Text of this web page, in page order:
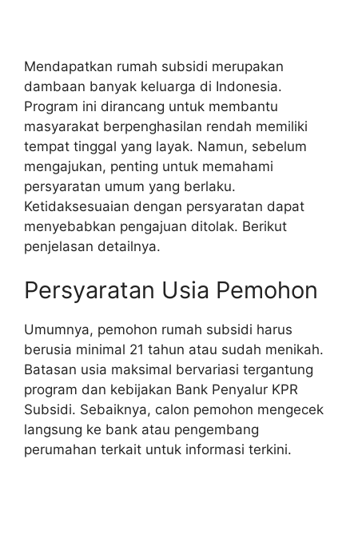
Mendapatkan rumah subsidi merupakan
dambaan banyak keluarga di Indonesia.
Program ini dirancang untuk membantu
masyarakat berpenghasilan rendah memiliki
tempat tinggal yang layak. Namun, sebelum
mengajukan, penting untuk memahami
persyaratan umum yang berlaku.
Ketidaksesuaian dengan persyaratan dapat
menyebabkan pengajuan ditolak. Berikut
penjelasan detailnya.
Persyaratan Usia Pemohon
Umumnya, pemohon rumah subsidi harus
berusia minimal 21 tahun atau sudah menikah.
Batasan usia maksimal bervariasi tergantung
program dan kebijakan Bank Penyalur KPR
Subsidi. Sebaiknya, calon pemohon mengecek
langsung ke bank atau pengembang
perumahan terkait untuk informasi terkini.